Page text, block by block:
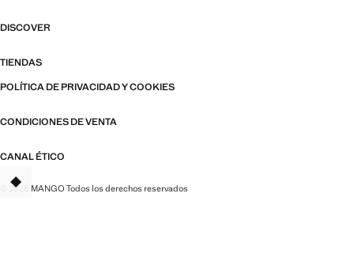
DISCOVER
TIENDAS
POLÍTICA DE PRIVACIDAD Y COOKIES
CONDICIONES DE VENTA
CANAL ÉTICO
© 2026 MANGO Todos los derechos reservados